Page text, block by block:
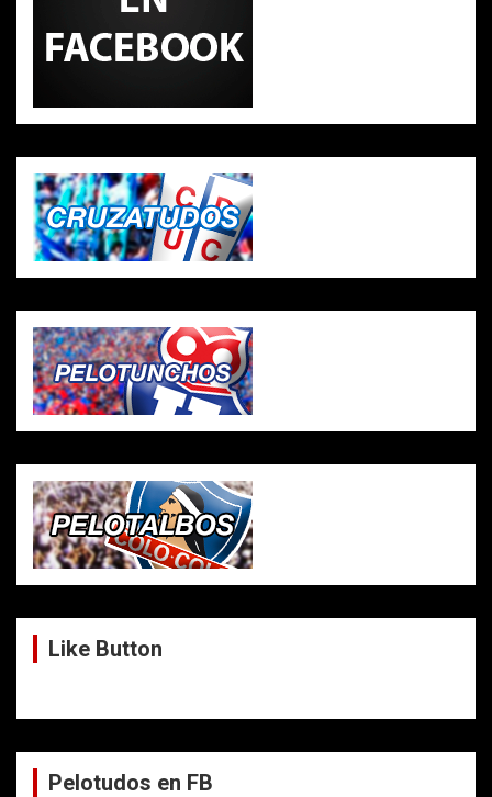
Like Button
Pelotudos en FB